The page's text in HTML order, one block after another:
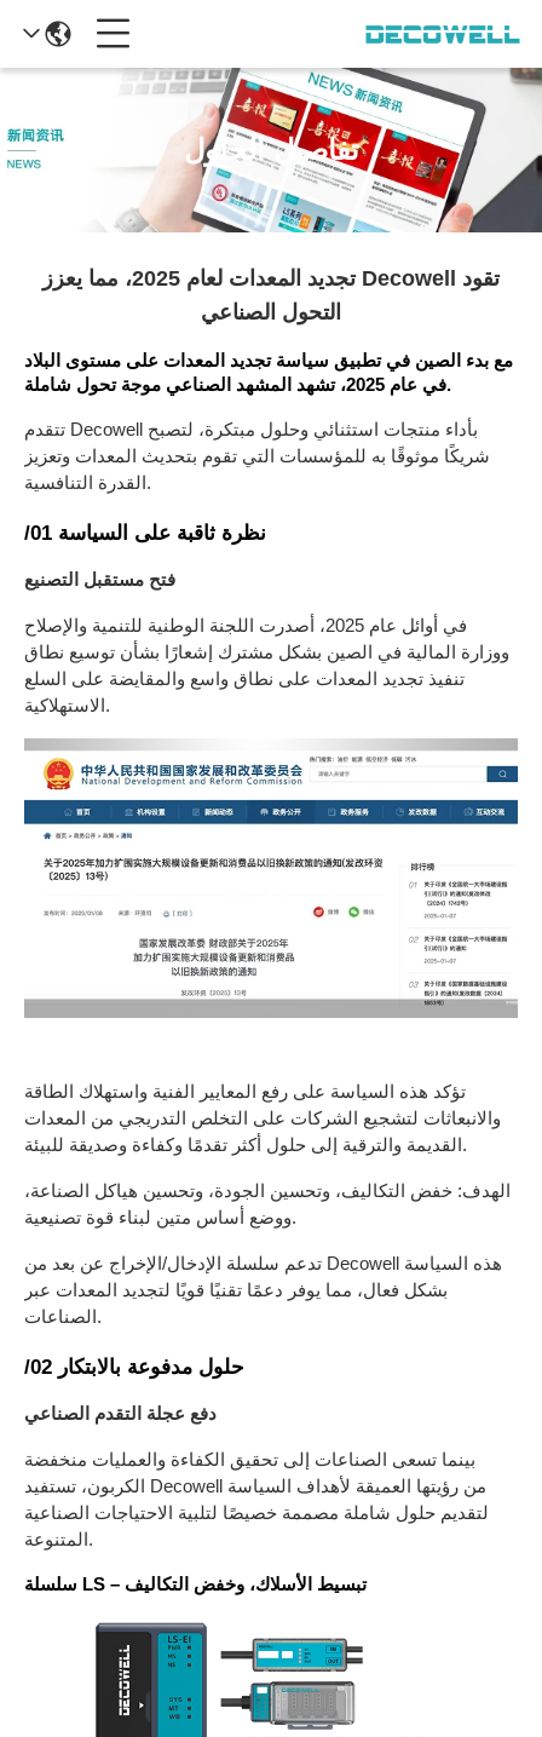
تفاصيل الحلول
تقود Decowell تجديد المعدات لعام 2025، مما يعزز
التحول الصناعي
مع بدء الصين في تطبيق سياسة تجديد المعدات على مستوى البلاد
في عام 2025، تشهد المشهد الصناعي موجة تحول شاملة.
تتقدم Decowell بأداء منتجات استثنائي وحلول مبتكرة، لتصبح
شريكًا موثوقًا به للمؤسسات التي تقوم بتحديث المعدات وتعزيز
القدرة التنافسية.
/01 نظرة ثاقبة على السياسة
فتح مستقبل التصنيع
في أوائل عام 2025، أصدرت اللجنة الوطنية للتنمية والإصلاح
ووزارة المالية في الصين بشكل مشترك إشعارًا بشأن توسيع نطاق
تنفيذ تجديد المعدات على نطاق واسع والمقايضة على السلع
الاستهلاكية.
تؤكد هذه السياسة على رفع المعايير الفنية واستهلاك الطاقة
والانبعاثات لتشجيع الشركات على التخلص التدريجي من المعدات
القديمة والترقية إلى حلول أكثر تقدمًا وكفاءة وصديقة للبيئة.
الهدف: خفض التكاليف، وتحسين الجودة، وتحسين هياكل الصناعة،
ووضع أساس متين لبناء قوة تصنيعية.
تدعم سلسلة الإدخال/الإخراج عن بعد من Decowell هذه السياسة
بشكل فعال، مما يوفر دعمًا تقنيًا قويًا لتجديد المعدات عبر
الصناعات.
/02 حلول مدفوعة بالابتكار
دفع عجلة التقدم الصناعي
بينما تسعى الصناعات إلى تحقيق الكفاءة والعمليات منخفضة
الكربون، تستفيد Decowell من رؤيتها العميقة لأهداف السياسة
لتقديم حلول شاملة مصممة خصيصًا لتلبية الاحتياجات الصناعية
المتنوعة.
سلسلة LS – تبسيط الأسلاك، وخفض التكاليف